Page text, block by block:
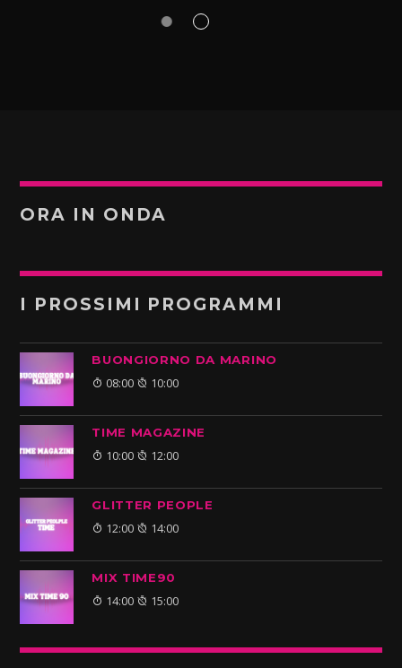
ORA IN ONDA
I PROSSIMI PROGRAMMI
BUONGIORNO DA MARINO
08:00 10:00
TIME MAGAZINE
10:00 12:00
GLITTER PEOPLE
12:00 14:00
MIX TIME90
14:00 15:00